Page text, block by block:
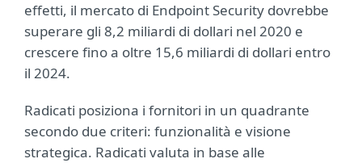
effetti, il mercato di Endpoint Security dovrebbe
superare gli 8,2 miliardi di dollari nel 2020 e
crescere fino a oltre 15,6 miliardi di dollari entro
il 2024.
Radicati posiziona i fornitori in un quadrante
secondo due criteri: funzionalità e visione
strategica. Radicati valuta in base alle